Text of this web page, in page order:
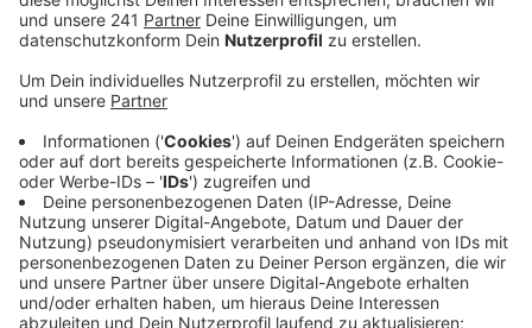
Veröffentlicht:Mittwoch, 23.09.2020 13:53
Eigentlich passen fast 30.000 Fans in die BayArena.
Wegen der Corona-Pandemie wird zum ersten
Bundesliga-Heimspiel der Werkself aber nur etwa
jeder fünfte Platz besetzt. Bayer 04 hat am
Dienstagabend unter allen Ticket-Bewerbern die